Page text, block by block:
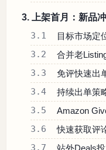
3. 上架首月：新品
3.1 目标市场定
3.2 合并老
3.3 免评快速出
3.4 持续出单策
3.5 Amazon
3.6 快速获取评
3.7 站外Deals